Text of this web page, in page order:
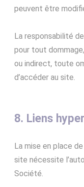
peuvent être
La responsabilité
pour tout
ou indirect, toute
d’accéder au site.
8. Liens
La mise en place
site nécessite
Société.